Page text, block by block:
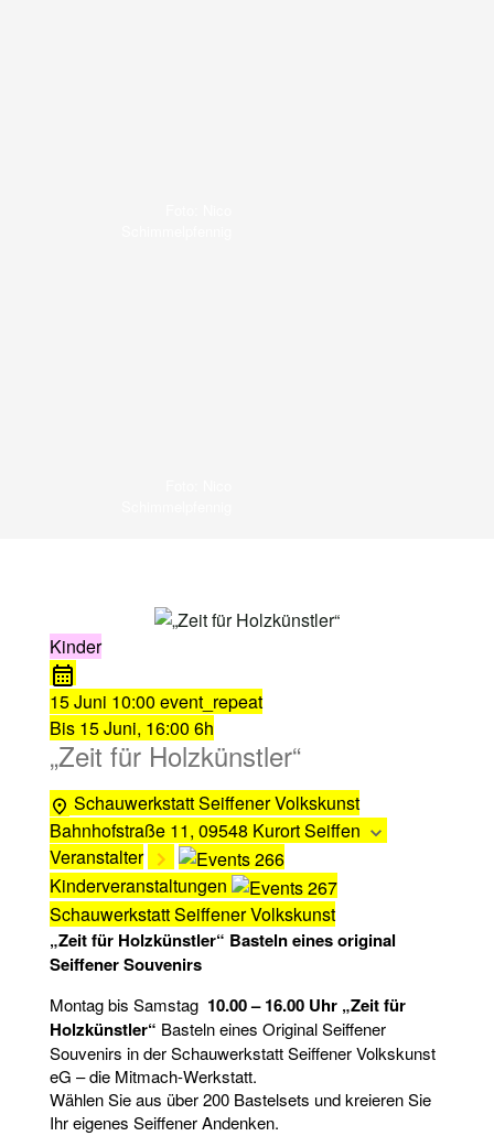
Kinder
15 Juni 10:00 event_repeat
Bis 15 Juni, 16:00 6h
„Zeit für Holzkünstler“
Schauwerkstatt Seiffener Volkskunst
Bahnhofstraße 11, 09548 Kurort Seiffen
Veranstalter
Kinderveranstaltungen
Schauwerkstatt Seiffener Volkskunst
„Zeit für Holzkünstler“ Basteln eines original
Seiffener Souvenirs
Montag bis Samstag 10.00 – 16.00 Uhr „Zeit für
Holzkünstler“ Basteln eines Original Seiffener
Souvenirs in der Schauwerkstatt Seiffener Volkskunst
eG – die Mitmach-Werkstatt.
Wählen Sie aus über 200 Bastelsets und kreieren Sie
Ihr eigenes Seiffener Andenken.